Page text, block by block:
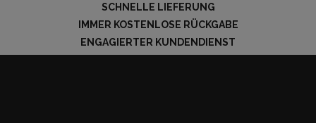
SCHNELLE LIEFERUNG
IMMER KOSTENLOSE RÜCKGABE
ENGAGIERTER KUNDENDIENST